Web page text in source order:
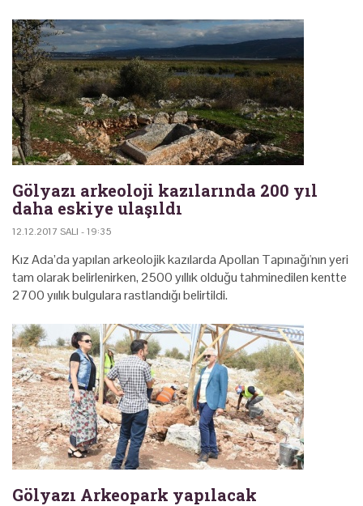
Gölyazı arkeoloji kazılarında 200 yıl
daha eskiye ulaşıldı
12.12.2017 SALI - 19:35
Kız Ada’da yapılan arkeolojik kazılarda Apollan Tapınağı'nın yeri
tam olarak belirlenirken, 2500 yıllık olduğu tahminedilen kentte
2700 yıılık bulgulara rastlandığı belirtildi.
Gölyazı Arkeopark yapılacak